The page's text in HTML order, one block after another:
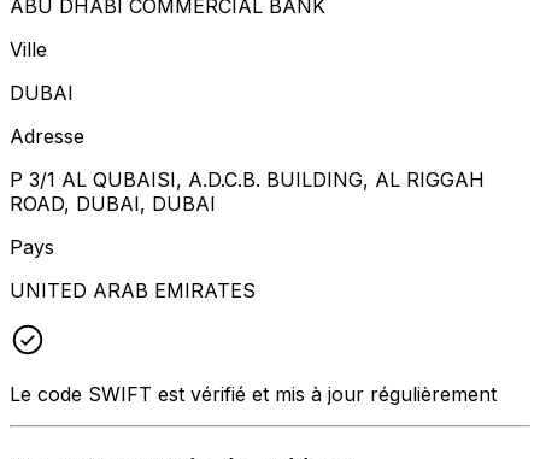
ABU DHABI COMMERCIAL BANK
Ville
DUBAI
Adresse
P 3/1 AL QUBAISI, A.D.C.B. BUILDING, AL RIGGAH
ROAD, DUBAI, DUBAI
Pays
UNITED ARAB EMIRATES
Le code SWIFT est vérifié et mis à jour régulièrement